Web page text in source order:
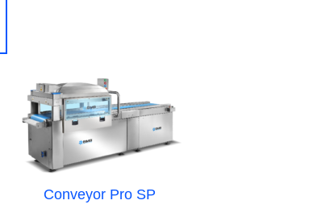
Conveyor Pro SP